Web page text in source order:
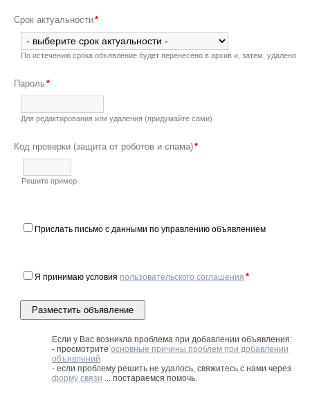
Срок актуальности*
По истечению срока объявление будет перенесено в архив и, затем, удалено
Пароль *
Для редактирования или удаления (придумайте сами)
Код проверки (защита от роботов и спама)*
Решите пример
Прислать письмо с данными по управлению объявлением
Я принимаю условия пользовательского соглашения *
Если у Вас возникла проблема при добавлении объявления:
- просмотрите основные причины проблем при добавлении
объявлений
- если проблему решить не удалось, свяжитесь с нами через
форму связи ... постараемся помочь.